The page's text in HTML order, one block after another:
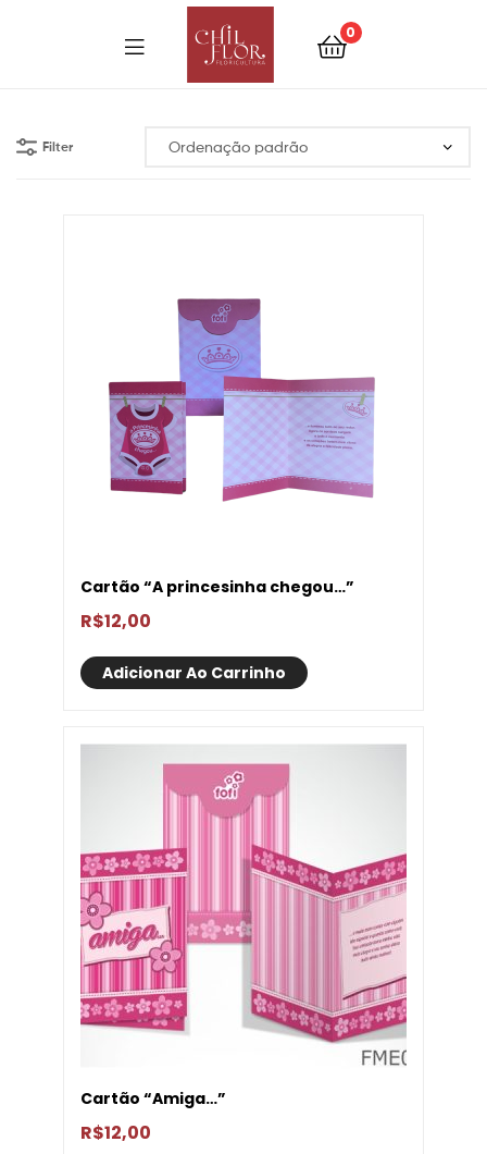
0
Filter
Cartão “A princesinha chegou…”
R$12,00
Adicionar Ao Carrinho
Cartão “Amiga…”
R$12,00